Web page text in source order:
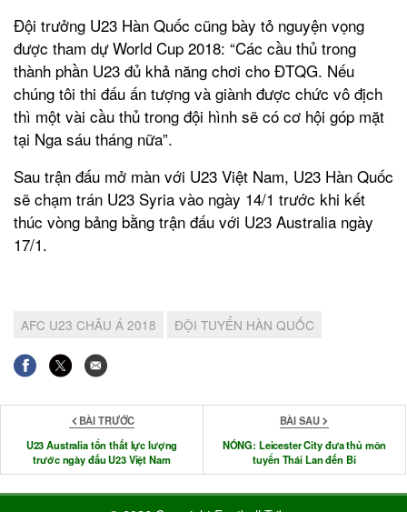
Đội trưởng U23 Hàn Quốc cũng bày tỏ nguyện vọng
được tham dự World Cup 2018: “Các cầu thủ trong
thành phần U23 đủ khả năng chơi cho ĐTQG. Nếu
chúng tôi thi đấu ấn tượng và giành được chức vô địch
thì một vài cầu thủ trong đội hình sẽ có cơ hội góp mặt
tại Nga sáu tháng nữa”.
Sau trận đấu mở màn với U23 Việt Nam, U23 Hàn Quốc
sẽ chạm trán U23 Syria vào ngày 14/1 trước khi kết
thúc vòng bảng bằng trận đấu với U23 Australia ngày
17/1.
AFC U23 CHÂU Á 2018 ĐỘI TUYỂN HÀN QUỐC
BÀI TRƯỚC
U23 Australia tổn thất lực lượng
trước ngày đấu U23 Việt Nam
BÀI SAU
NÓNG: Leicester City đưa thủ môn
tuyển Thái Lan đến Bỉ